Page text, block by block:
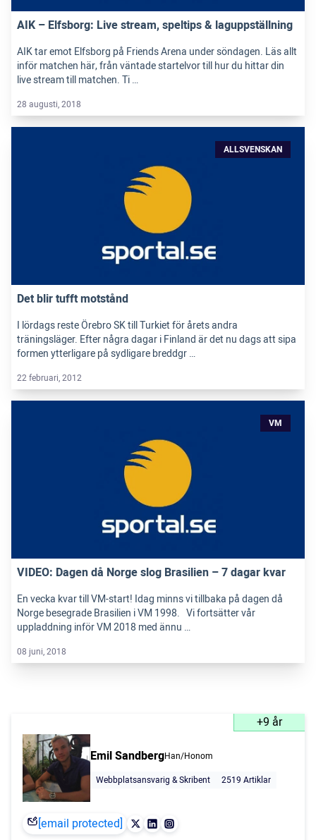
AIK – Elfsborg: Live stream, speltips & laguppställning
AIK tar emot Elfsborg på Friends Arena under söndagen. Läs allt
inför matchen här, från väntade startelvor till hur du hittar din
live stream till matchen. Ti …
28 augusti, 2018
ALLSVENSKAN
Det blir tufft motstånd
I lördags reste Örebro SK till Turkiet för årets andra
träningsläger. Efter några dagar i Finland är det nu dags att sipa
formen ytterligare på sydligare breddgr …
22 februari, 2012
VM
VIDEO: Dagen då Norge slog Brasilien – 7 dagar kvar
En vecka kvar till VM-start! Idag minns vi tillbaka på dagen då
Norge besegrade Brasilien i VM 1998. Vi fortsätter vår
uppladdning inför VM 2018 med ännu …
08 juni, 2018
+9 år
Emil SandbergHan/Honom
Webbplatsansvarig & Skribent
2519 Artiklar
[email protected]